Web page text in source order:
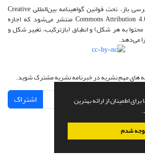
اطمینان از ارائه بهترین
شدم
این نشریه ی دارای دسترسی باز، تحت قوانین گواهینامه بین‌المللی Creative
Commons Attribution 4.0 International License منتشر می‌شود که اجازه
محتوا به هر شکل) و انطباق (بازترکیب، تغییر شکل و
می‌دهد.
های مهم نشریه در خبرنامه نشریه مشترک شوید.
اشتراک
طراحی و پیاده سازی ازسیناوب